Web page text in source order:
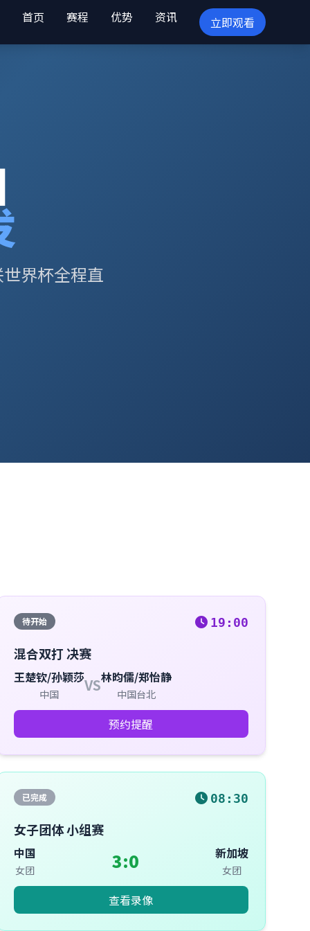
首页 赛程 优势 资讯 立即观看
界杯全程直
待开始 19:00
混合双打 决赛
王楚钦/孙颖莎
中国 VS林昀儒/郑怡静
中国台北
预约提醒
已完成 08:30
女子团体 小组赛
中国
女团 3:0 新加坡
女团
查看录像